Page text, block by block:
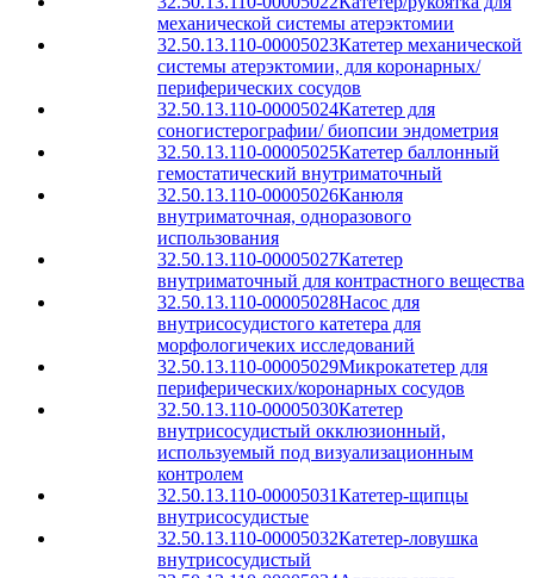
механической системы атерэктомии
32.50.13.110-00005023Катетер механической
системы атерэктомии, для коронарных/
периферических сосудов
32.50.13.110-00005024Катетер для
соногистерографии/ биопсии эндометрия
32.50.13.110-00005025Катетер баллонный
гемостатический внутриматочный
32.50.13.110-00005026Канюля
внутриматочная, одноразового
использования
32.50.13.110-00005027Катетер
внутриматочный для контрастного вещества
32.50.13.110-00005028Насос для
внутрисосудистого катетера для
морфологичеких исследований
32.50.13.110-00005029Микрокатетер для
периферических/коронарных сосудов
32.50.13.110-00005030Катетер
внутрисосудистый окклюзионный,
используемый под визуализационным
контролем
32.50.13.110-00005031Катетер-щипцы
внутрисосудистые
32.50.13.110-00005032Катетер-ловушка
внутрисосудистый